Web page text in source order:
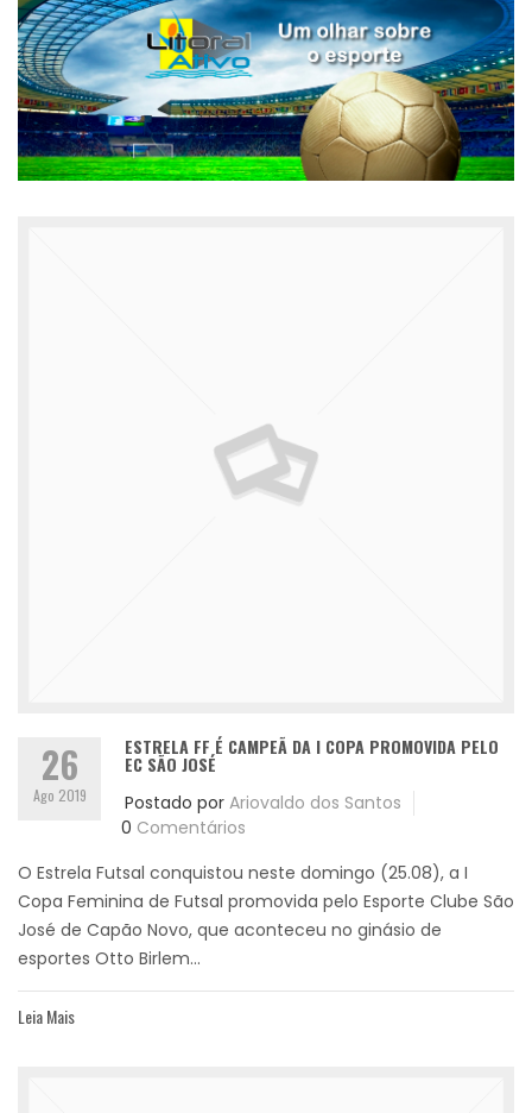
26
Ago 2019
ESTRELA FF É CAMPEÃ DA I COPA PROMOVIDA PELO
EC SÃO JOSÉ
Postado por Ariovaldo dos Santos
0 Comentários
O Estrela Futsal conquistou neste domingo (25.08), a I
Copa Feminina de Futsal promovida pelo Esporte Clube São
José de Capão Novo, que aconteceu no ginásio de
esportes Otto Birlem...
Leia Mais